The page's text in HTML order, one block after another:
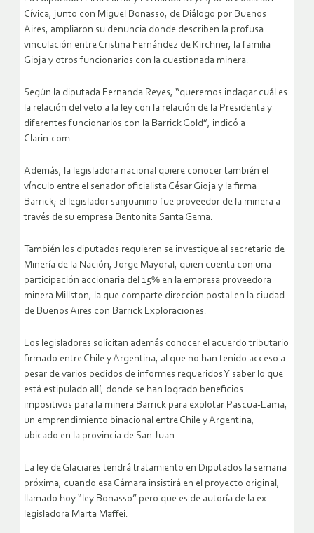
Cívica, junto con Miguel Bonasso, de Diálogo por Buenos
Aires, ampliaron su denuncia donde describen la profusa
vinculación entre Cristina Fernández de Kirchner, la familia
Gioja y otros funcionarios con la cuestionada minera.
Según la diputada Fernanda Reyes, “queremos indagar cuál es
la relación del veto a la ley con la relación de la Presidenta y
diferentes funcionarios con la Barrick Gold”, indicó a
Clarin.com
Además, la legisladora nacional quiere conocer también el
vínculo entre el senador oficialista César Gioja y la firma
Barrick; el legislador sanjuanino fue proveedor de la minera a
través de su empresa Bentonita Santa Gema.
También los diputados requieren se investigue al secretario de
Minería de la Nación, Jorge Mayoral, quien cuenta con una
participación accionaria del 15% en la empresa proveedora
minera Millston, la que comparte dirección postal en la ciudad
de Buenos Aires con Barrick Exploraciones.
Los legisladores solicitan además conocer el acuerdo tributario
firmado entre Chile y Argentina, al que no han tenido acceso a
pesar de varios pedidos de informes requeridos Y saber lo que
está estipulado allí, donde se han logrado beneficios
impositivos para la minera Barrick para explotar Pascua-Lama,
un emprendimiento binacional entre Chile y Argentina,
ubicado en la provincia de San Juan.
La ley de Glaciares tendrá tratamiento en Diputados la semana
próxima, cuando esa Cámara insistirá en el proyecto original,
llamado hoy “ley Bonasso” pero que es de autoría de la ex
legisladora Marta Maffei.